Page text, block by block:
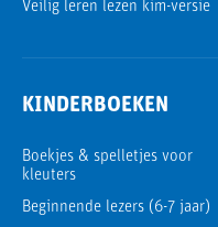
Veilig leren lezen kim-versie
KINDERBOEKEN
Boekjes & spelletjes voor
kleuters
Beginnende lezers (6-7 jaar)